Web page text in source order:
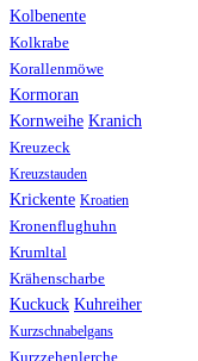
Kolbenente
Kolkrabe
Korallenmöwe
Kormoran
Kornweihe Kranich
Kreuzeck
Kreuzstauden
Krickente Kroatien
Kronenflughuhn
Krumltal
Krähenscharbe
Kuckuck Kuhreiher
Kurzschnabelgans
Kurzzehenlerche